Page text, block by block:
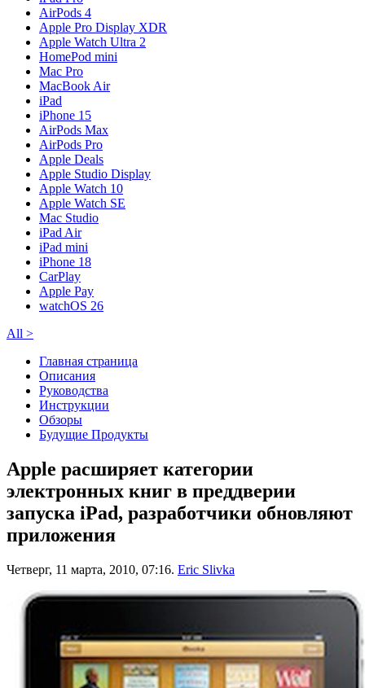
AirPods 4
Apple Pro Display XDR
Apple Watch Ultra 2
HomePod mini
Mac Pro
MacBook Air
iPad
iPhone 15
AirPods Max
AirPods Pro
Apple Deals
Apple Studio Display
Apple Watch 10
Apple Watch SE
Mac Studio
iPad Air
iPad mini
iPhone 18
CarPlay
Apple Pay
watchOS 26
All >
Главная страница
Описания
Руководства
Инструкции
Обзоры
Будущие Продукты
Apple расширяет категории
электронных книг в преддверии
запуска iPad, разработчики обновляют
приложения
Четверг, 11 марта, 2010, 07:16. Eric Slivka